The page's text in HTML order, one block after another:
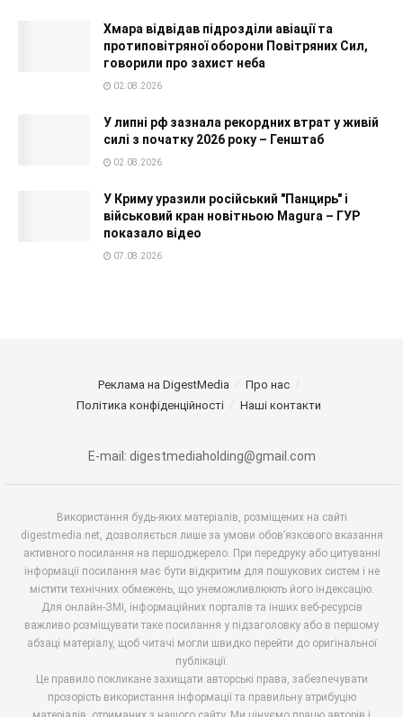
Хмара відвідав підрозділи авіації та
протиповітряної оборони Повітряних Сил,
говорили про захист неба
02.08.2026
У липні рф зазнала рекордних втрат у живій
силі з початку 2026 року – Генштаб
02.08.2026
У Криму уразили російський "Панцирь" і
військовий кран новітньою Magura – ГУР
показало відео
07.08.2026
Реклама на DigestMedia
Про нас
Політика конфіденційності
Наші контакти
E-mail: digestmediaholding@gmail.com
Використання будь-яких матеріалів, розміщених на сайті
digestmedia.net, дозволяється лише за умови обов’язкового вказання
активного посилання на першоджерело. При передруку або цитуванні
інформації посилання має бути відкритим для пошукових систем і не
містити технічних обмежень, що унеможливлюють його індексацію.
Для онлайн-ЗМІ, інформаційних порталів та інших веб-ресурсів
важливо розміщувати таке посилання у підзаголовку або в першому
абзаці матеріалу, щоб читачі могли швидко перейти до оригінальної
публікації.
Це правило покликане захищати авторські права, забезпечувати
прозорість використання інформації та правильну атрибуцію